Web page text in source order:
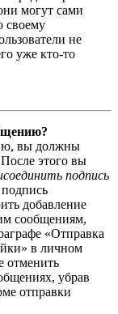
могут сами
своему
не
уже кто-то
вы должны
После этого вы
подпись
добавление
сообщениям,
«Отправка
в личном
отменить
убрав
отправки